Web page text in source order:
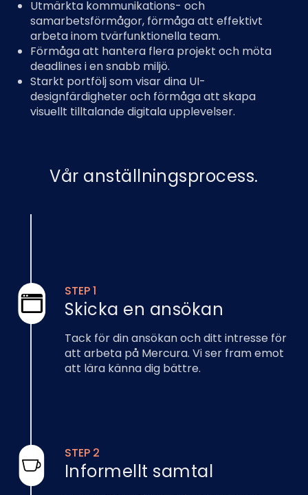
Utmärkta kommunikations- och
samarbetsförmågor, förmåga att effektivt
arbeta inom tvärfunktionella team.
Förmåga att hantera flera projekt och möta
deadlines i en snabb miljö.
Starkt portfölj som visar dina UI-
designfärdigheter och förmåga att skapa
visuellt tilltalande digitala upplevelser.
Vår anställningsprocess.
STEP 1
Skicka en ansökan
Tack för din ansökan och ditt intresse för
att arbeta på Mercura. Vi ser fram emot
att lära känna dig bättre.
STEP 2
Informellt samtal